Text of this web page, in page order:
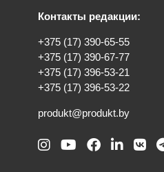
Контакты редакции:
+375 (17) 390-65-55
+375 (17) 390-67-77
+375 (17) 396-53-21
+375 (17) 396-53-22
produkt@produkt.by